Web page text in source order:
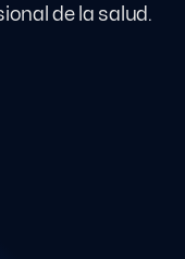
de la salud.